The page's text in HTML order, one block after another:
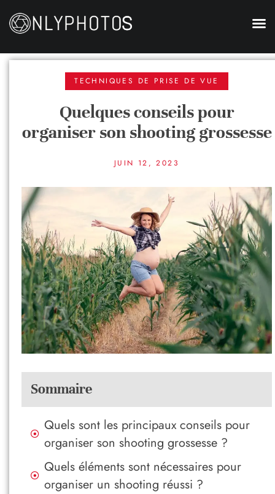
TECHNIQUES DE PRISE DE VUE
Quelques conseils pour
organiser son shooting grossesse
JUIN 12, 2023
Sommaire
Quels sont les principaux conseils pour
organiser son shooting grossesse ?
Quels éléments sont nécessaires pour
organiser un shooting réussi ?